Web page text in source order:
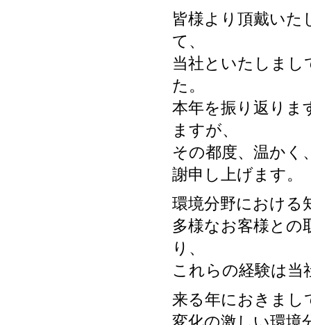
皆様より頂戴いた
て、
当社といたしまし
た。
本年を振り返りま
ますが、
その都度、温かく
謝申し上げます。
環境分野における
多様なお客様との
り、
これらの経験は当
来る年におきまし